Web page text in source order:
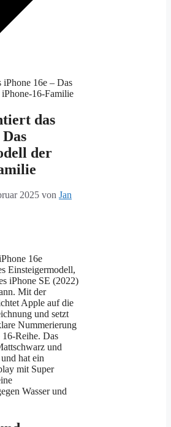
iPhone 16e – Das
16-Familie
das
der
2025 von Jan
16e
Einsteigermodell,
iPhone SE (2022)
Mit der
Apple auf die
und setzt
Nummerierung
Reihe. Das
und
hat ein
mit Super
Wasser und